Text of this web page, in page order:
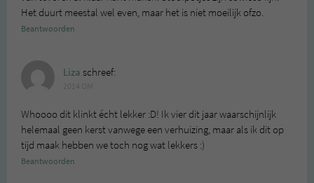
Het duurt meestal wel even, maar het is niet moeilijk ofzo.
Beantwoorden
Liza schreef:
Whoooo dit klinkt écht lekker :D! Ik vier dit jaar waarschijnlijk
helemaal geen kerst vanwege een verhuizing, maar als ik dit op
tijd maak hebben we toch nog wat lekkers :)
Beantwoorden